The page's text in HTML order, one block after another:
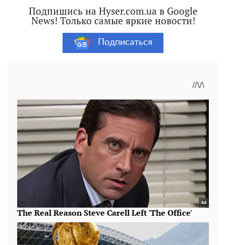
Подпишись на Hyser.com.ua в Google
News! Только самые яркие новости!
Подписаться